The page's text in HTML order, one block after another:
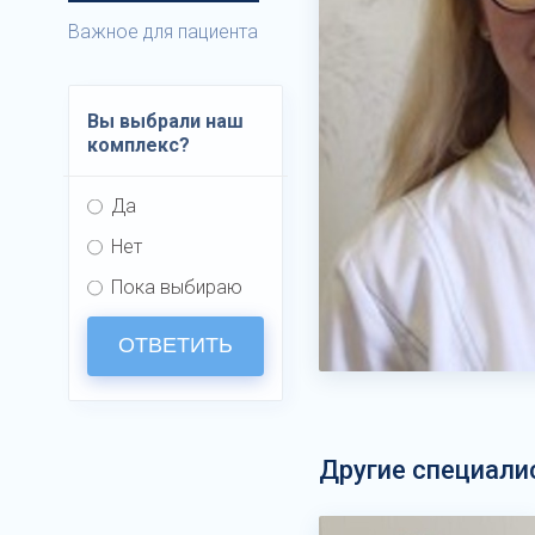
Важное для пациента
Вы выбрали наш
комплекс?
Да
Нет
Пока выбираю
ОТВЕТИТЬ
Другие